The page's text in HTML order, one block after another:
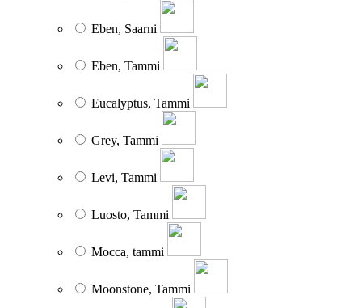
Eben, Saarni
Eben, Tammi
Eucalyptus, Tammi
Grey, Tammi
Levi, Tammi
Luosto, Tammi
Mocca, tammi
Moonstone, Tammi